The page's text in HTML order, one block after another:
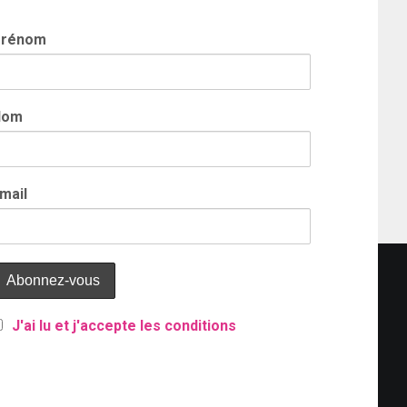
J'ai lu et j'accepte les conditions